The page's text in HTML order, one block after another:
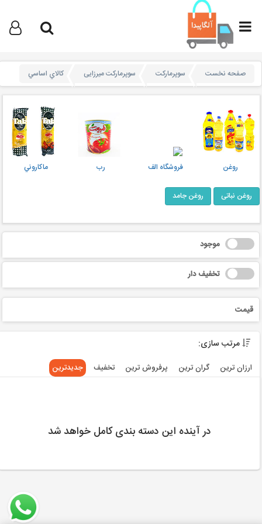
صفحه نخست سوپرمارکت سوپرمارکت میرزایی کالاي اساسي
روغن فروشگاه الف رب ماکاروني
روغن نباتی روغن جامد
موجود
تخفیف دار
قیمت
مرتب سازی:
ارزان ترین گران ترین پرفروش ترین تخفیف جديدترين
در آینده این دسته بندی کامل خواهد شد